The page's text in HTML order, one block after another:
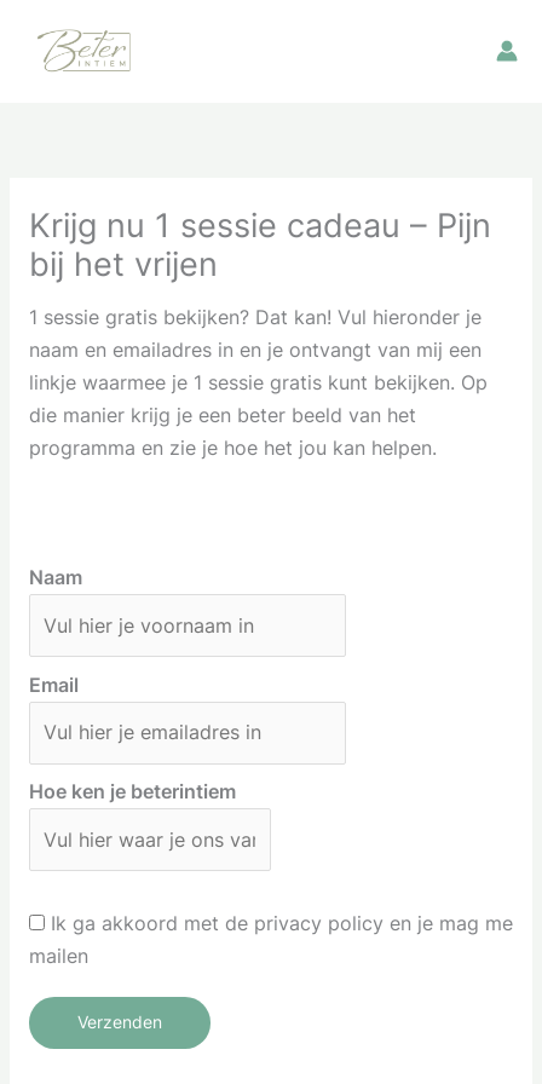
Krijg nu 1 sessie cadeau – Pijn
bij het vrijen
1 sessie gratis bekijken? Dat kan! Vul hieronder je
naam en emailadres in en je ontvangt van mij een
linkje waarmee je 1 sessie gratis kunt bekijken. Op
die manier krijg je een beter beeld van het
programma en zie je hoe het jou kan helpen.
Naam
Email
Hoe ken je beterintiem
Ik ga akkoord met de privacy policy en je mag me
mailen